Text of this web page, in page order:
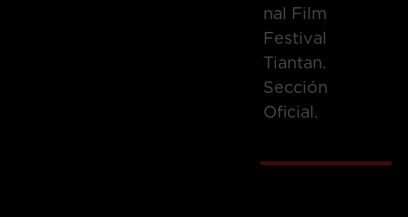
Nal Film
Festival
Tiantan.
Sección
Oficial.